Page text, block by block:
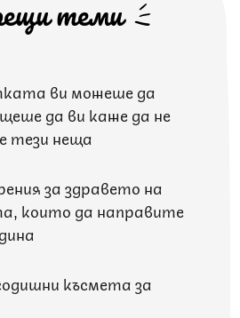
теми
ви можеше да
да ви каже да не
тези неща
за здравето на
които да направите
късмета за